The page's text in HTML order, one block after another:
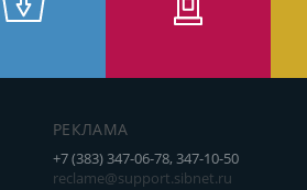
РЕКЛАМА
+7 (383) 347-06-78, 347-10-50
reclame@support.sibnet.ru